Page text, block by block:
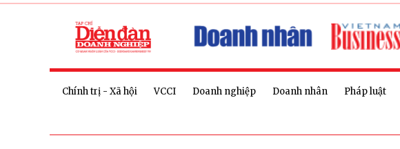
Chính trị - Xã hội VCCI Doanh nghiệp Doanh nhân Pháp luật